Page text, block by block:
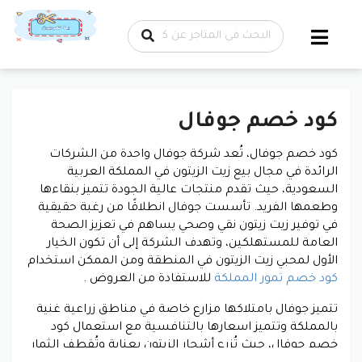
تخطي إلى
المحتوى
كود خصم جوفال
كود خصم جوفال، تُعد شركة جوفال واحدة من الشركات
الرائدة في مجال بيع زيت الزيتون في المملكة العربية
السعودية، حيث تقدم منتجات عالية الجودة تتميز بنقاءها
وطعمها الفريد. تأسست جوفال انطلاقًا من رغبة حقيقية
في توفير زيت زيتون نقي وصحي يساهم في تعزيز الصحة
العامة للمستهلكين، وتهدف الشركة إلى أن تكون الخيار
الأول لمحبي زيت الزيتون في المنطقة ومن الممكن استخدام
كود خصم تمور المملكة للاستفادة من العروض .
تتميز جوفال بامتلاكها مزارع خاصة في مناطق زراعية غنية
بالمملكة وتتميز اسعارها بالتنافسية مع استعمال كود
خصم جوفال، حيث تُزرع أشجار الزيتون بعناية وتُقطف الثمار